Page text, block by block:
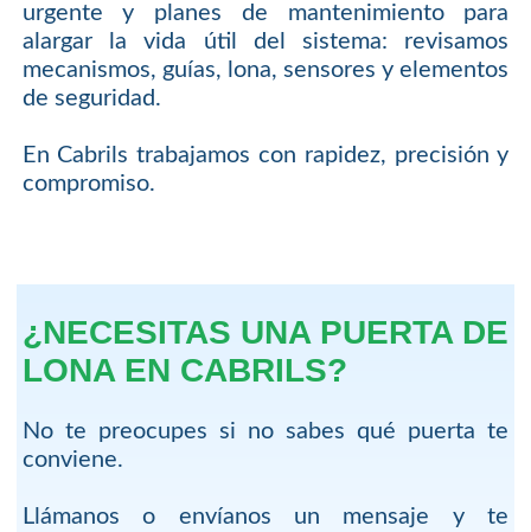
urgente y planes de mantenimiento para
alargar la vida útil del sistema: revisamos
mecanismos, guías, lona, sensores y elementos
de seguridad.
En Cabrils trabajamos con rapidez, precisión y
compromiso.
¿NECESITAS UNA PUERTA DE
LONA EN CABRILS?
No te preocupes si no sabes qué puerta te
conviene.
Llámanos o envíanos un mensaje y te